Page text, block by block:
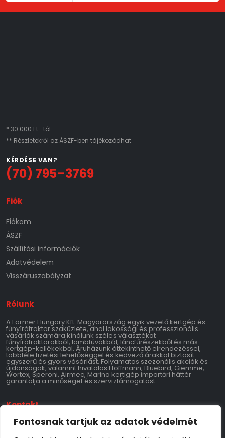
Fontosnak tartjuk az adatok védelmét
* 30 000 Ft -tól
** Részletekről az ÁSZF-ben tájékozódhat
KÉRDÉSE VAN?
(70) 795–3769
Fiók
Fiókom
ÁSZF
Szállítási információk
Adatvédelem
Visszáruszabályzat
Rólunk
A Farmer Hungary Kft. Magyarország egyik vezető kertgép és
fűnyírótraktor szaküzlete, ahol lakossági és professzionális
vásárlók számára kínálunk széles választékot
fűnyírótraktorokból, lombfúvókból, láncfűrészekből és más
kertgép-kellékekből. Áruházunk áttekinthető elrendezéssel,
többféle fizetési lehetőséggel és kedvező árakkal biztosít
egyszerű és gyors vásárlást. Folyamatos szezonális akciók és
újdonságok, valamint hivatalos Hoffmann, Bluebird, Giemme,
Wortex, Speroni, Airmec, Marina kertigép importőri háttér
garantálja a minőséget és szerviztámogatást.
Kontakt
Farmer Hungary Kft.
9700 Szombathely 11-es Huszár Út 147
Adószám: 28769534-2-18